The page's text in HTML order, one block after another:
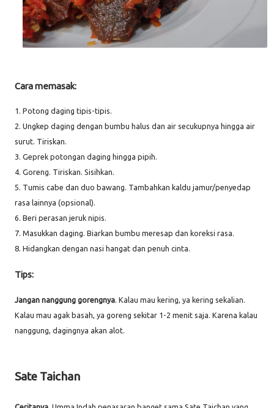
Cara memasak:
1. Potong daging tipis-tipis.
2. Ungkep daging dengan bumbu halus dan air secukupnya hingga air
surut. Tiriskan.
3. Geprek potongan daging hingga pipih.
4. Goreng. Tiriskan. Sisihkan.
5. Tumis cabe dan duo bawang. Tambahkan kaldu jamur/penyedap
rasa lainnya (opsional).
6. Beri perasan jeruk nipis.
7. Masukkan daging. Biarkan bumbu meresap dan koreksi rasa.
8. Hidangkan dengan nasi hangat dan penuh cinta.
Tips:
Jangan nanggung gorengnya. Kalau mau kering, ya kering sekalian.
Kalau mau agak basah, ya goreng sekitar 1-2 menit saja. Karena kalau
nanggung, dagingnya akan alot.
Sate Taichan